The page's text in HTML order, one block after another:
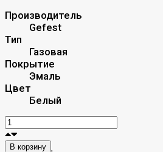
Производитель
Gefest
Тип
Газовая
Покрытие
Эмаль
Цвет
Белый
В корзину